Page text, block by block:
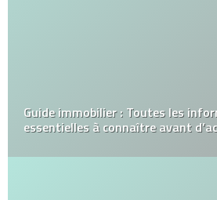
Guide immobilier : Toutes les
essentielles à connaître avant